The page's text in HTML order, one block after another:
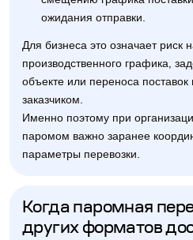
ожидания отправки.
Для бизнеса это означает риск
производственного графика,
объекте или переноса
заказчиком.
Именно поэтому при
паромом важно заранее
параметры перевозки.
Когда паромная
других форматов